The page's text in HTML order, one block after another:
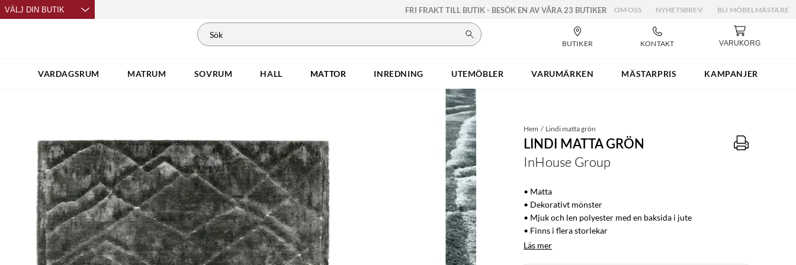
VÄLJ DIN BUTIK FRI FRAKT TILL BUTIK - BESÖK EN AV VÅRA 23 BUTIKER OM OSS NYHETSBREV BLI MÖBELMÄSTARE
BUTIKER KONTAKT VARUKORG
VARDAGSRUM MATRUM SOVRUM HALL MATTOR INREDNING UTEMÖBLER VARUMÄRKEN MÄSTARPRIS KAMPANJER
Hem Lindi matta grön
LINDI MATTA GRÖN
InHouse Group
• Matta
• Dekorativt mönster
• Mjuk och len polyester med en baksida i jute
• Finns i flera storlekar
Läs mer